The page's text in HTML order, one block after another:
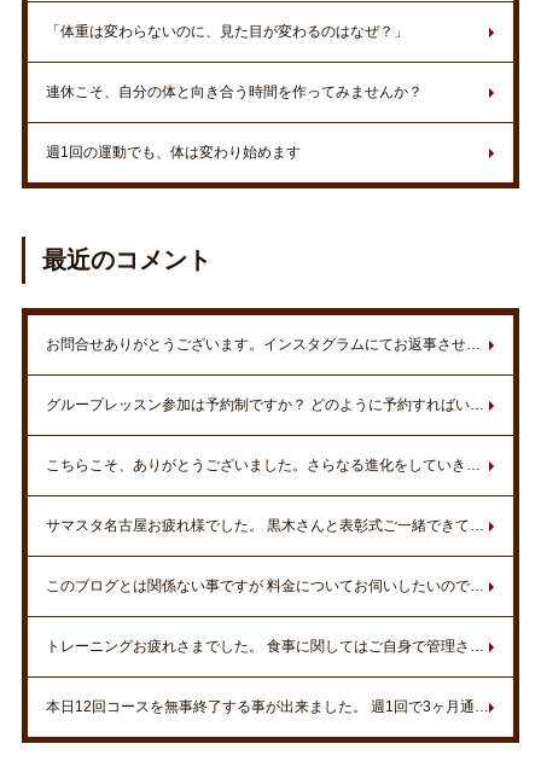
「体重は変わらないのに、見た目が変わるのはなぜ？」
連休こそ、自分の体と向き合う時間を作ってみませんか？
週1回の運動でも、体は変わり始めます
最近のコメント
お問合せありがとうございます。インスタグラムにてお返事させていただきました。
グループレッスン参加は予約制ですか？ どのように予約すればいいですか？ 水など飲み物は持って行った方が良いですか？ 都合がついたら参加したいです。
こちらこそ、ありがとうございました。さらなる進化をしていきましょうね。いつでもお待ちしております。
サマスタ名古屋お疲れ様でした。 黒木さんと表彰式ご一緒できて嬉しかったです。 初参戦のため、無知の私に丁寧に経験やノウハウを教えてくださり、ありがとうございました。新しく一歩前進することができました^ ^ お二人には、とても感謝してます！！ これからまだまだ上を目指して頑張っていきます！！ ご指導お願いします^ ^ また、伺います！！
このブログとは関係ない事ですが 料金についてお伺いしたいのですが 入会金、年会費無料と書いてありますが トレーニング料金は回数券以外の費用は 一切かからないのでしょうか？？
トレーニングお疲れさまでした。 食事に関してはご自身で管理されてしっかりダイエット効果もあったので素晴らしいと思います。 ひそかにウォーキングをされていたり努力の結果が数字で表れましたね。 また機会があればスタジオでお待ちしております。
本日12回コースを無事終了する事が出来ました。 週1回で3ヶ月通わせて頂き、その間に旅行で暴飲暴食したにも関わらず、体重3㎏減・マッスルポイント上昇しました???? トレーナーの方には未申告ですが、腹囲8㎝減でした???? 加圧トレーニングで肩凝りも解消と私にとっては、充実の3ヶ月でした